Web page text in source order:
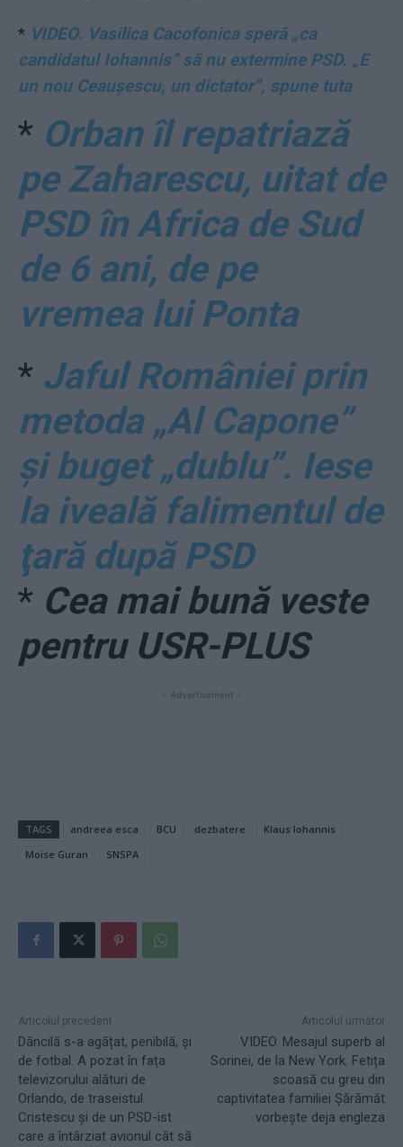
* VIDEO. Vasilica Cacofonica speră „ca
candidatul Iohannis” să nu extermine PSD. „E
un nou Ceaușescu, un dictator”, spune tuta
* Orban îl repatriază
pe Zaharescu, uitat de
PSD în Africa de Sud
de 6 ani, de pe
vremea lui Ponta
* Jaful României prin
metoda „Al Capone”
şi buget „dublu”. Iese
la iveală falimentul de
ţară după PSD
* Cea mai bună veste
pentru USR-PLUS
- Advertisement -
TAGS andreea esca BCU dezbatere
Klaus Iohannis
Moise Guran
SNSPA
Articolul precedent
Dăncilă s-a agățat, penibilă, și
de fotbal. A pozat în fața
televizorului alături de
Orlando, de traseistul
Cristescu și de un PSD-ist
care a întârziat avionul cât să
Articolul următor
VIDEO. Mesajul superb al
Sorinei, de la New York. Fetița
scoasă cu greu din
captivitatea familiei Șărămăt
vorbește deja engleza